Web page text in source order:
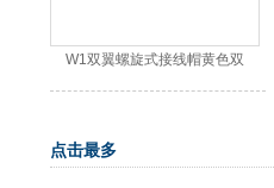
W1双翼螺旋式接线帽黄色双
点击最多